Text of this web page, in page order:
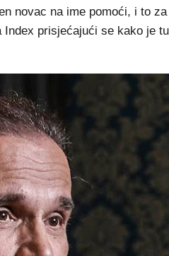
novac na ime pomoći, i to
prisjećajući se kako je